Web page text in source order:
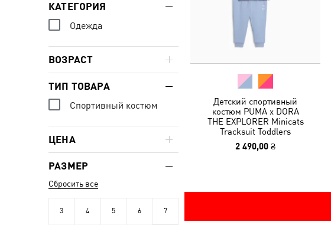
Детский спортивный
костюм PUMA x DORA
THE EXPLORER Minicats
Tracksuit Toddlers
2 490,00 ₴
КАТЕГОРИЯ
Одежда
ВОЗРАСТ
ТИП ТОВАРА
Спортивный костюм
ЦЕНА
РАЗМЕР
Сбросить все
3 4 5 6 7